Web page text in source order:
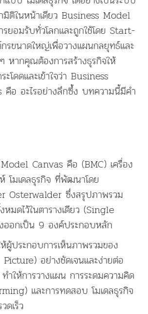
ติในหน้าเดียว Business Model
ยอมรับทั่วโลกและถูกใช้โดย Start-
รขนาดใหญ่เพื่อวางแผนกลยุทธ์และ
หากคุณต้องการสร้างธุรกิจให้
ะโดดและเข้าใจว่า Business
อ อะไรอย่างลึกซึ้ง บทความนี้มีคำ
Canvas คือ (BMC) เครื่อง
โมเดลธุรกิจ ที่พัฒนาโดย
Osterwalder ซึ่งสรุปภาพรวม
หมดไว้ในตารางเดียว (Single
ออกเป็น 9 องค์ประกอบหลัก
ผู้ประกอบการเห็นภาพรวมของ
อย่างชัดเจนและง่ายต่อ
ำให้การวางแผน การระดมความคิด
และการทดสอบ โมเดลธุรกิจ
ดเร็ว